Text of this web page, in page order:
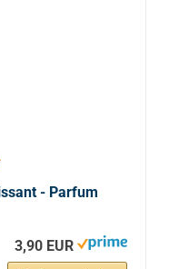
- Parfum
3,90 EUR